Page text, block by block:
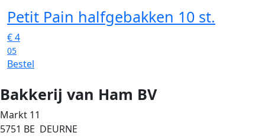
Petit Pain halfgebakken 10 st.
€4
05
Bestel
Bakkerij van Ham BV
Markt 11
5751 BE DEURNE